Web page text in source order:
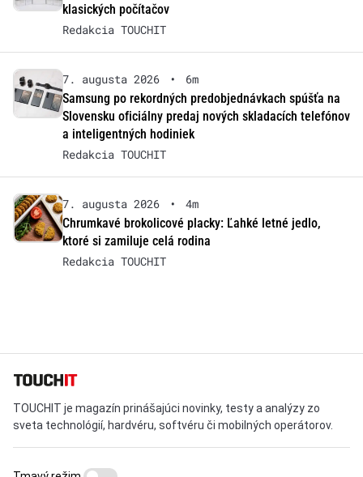
klasických počítačov
Redakcia TOUCHIT
7. augusta 2026 •
6m
Samsung po rekordných predobjednávkach spúšťa na
Slovensku oficiálny predaj nových skladacích telefónov
a inteligentných hodiniek
Redakcia TOUCHIT
7. augusta 2026 •
4m
Chrumkavé brokolicové placky: Ľahké letné jedlo,
ktoré si zamiluje celá rodina
Redakcia TOUCHIT
TOUCHIT je magazín prinášajúci novinky, testy a analýzy zo
sveta technológií, hardvéru, softvéru či mobilných operátorov.